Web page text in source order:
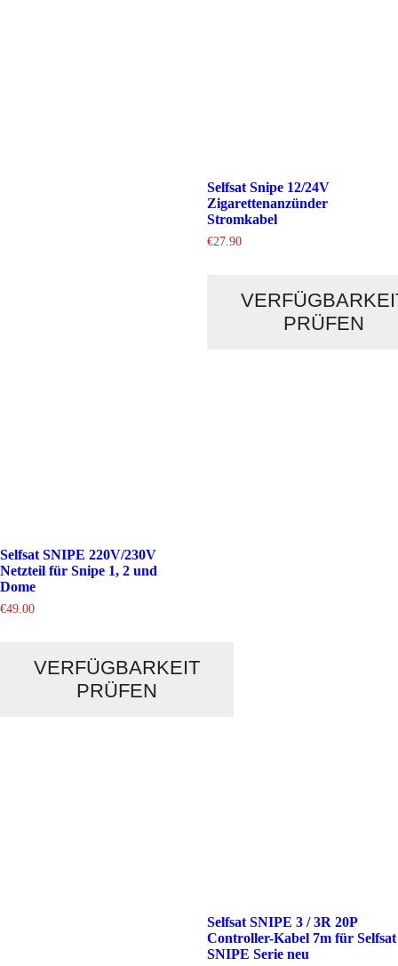
Selfsat Snipe 12/24V
Zigarettenanzünder
Stromkabel
€27.90
PRÜFEN
Selfsat SNIPE 220V/230V
Netzteil für Snipe 1, 2 und
Dome
€49.00
VERFÜGBARKEIT
PRÜFEN
Selfsat SNIPE 3 / 3R 20P
Controller-Kabel 7m für Selfsat
SNIPE Serie neu